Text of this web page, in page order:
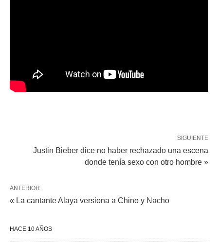
SIGUIENTE
Justin Bieber dice no haber rechazado una escena
donde tenía sexo con otro hombre »
ANTERIOR
« La cantante Alaya versiona a Chino y Nacho
HACE 10 AÑOS